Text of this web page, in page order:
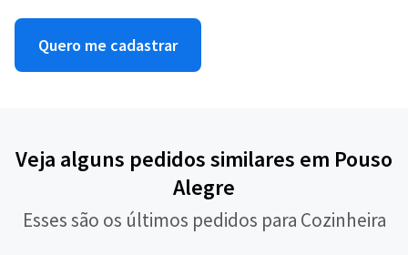
Quero me cadastrar
Veja alguns pedidos similares em Pouso
Alegre
Esses são os últimos pedidos para Cozinheira